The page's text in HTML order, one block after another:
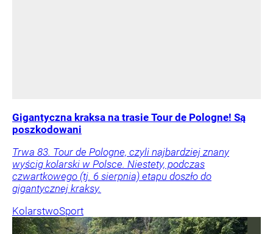
Gigantyczna kraksa na trasie Tour de Pologne! Są
poszkodowani
Trwa 83. Tour de Pologne, czyli najbardziej znany
wyścig kolarski w Polsce. Niestety, podczas
czwartkowego (tj. 6 sierpnia) etapu doszło do
gigantycznej kraksy.
KolarstwoSport